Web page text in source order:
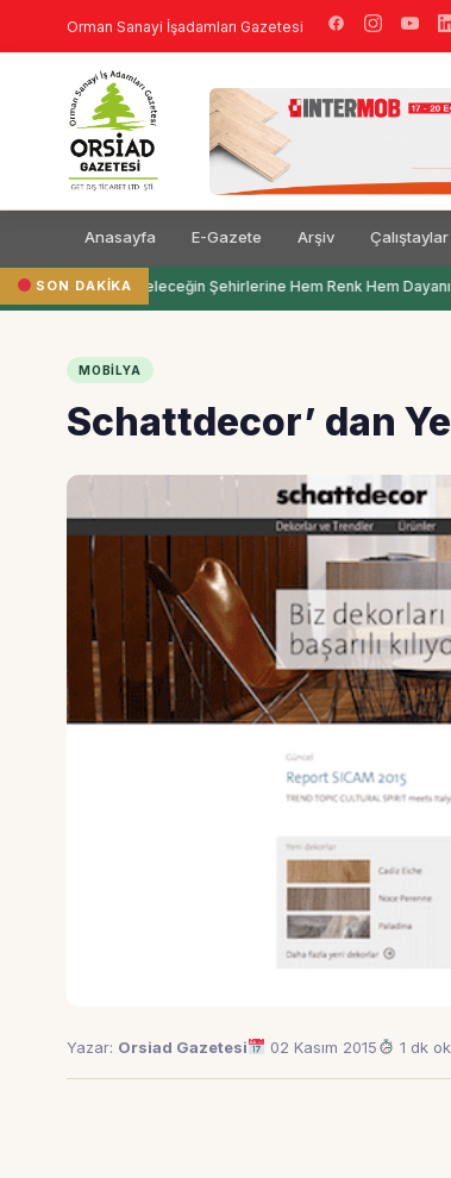
Orman Sanayi İşadamları Gazetesi
Anasayfa E-Gazete Arşiv
SON DAKIKA
Filli Boya Geleceğin Şehirlerine Hem Renk Hem
MOBILYA
Schattdecor’ dan
Yazar: Orsiad Gazetesi 02 Kasım 2015 1 dk